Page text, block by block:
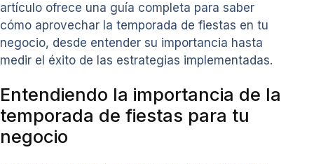
artículo ofrece una guía completa para saber
cómo aprovechar la temporada de fiestas en tu
negocio, desde entender su importancia hasta
medir el éxito de las estrategias implementadas.
Entendiendo la importancia de la
temporada de fiestas para tu
negocio